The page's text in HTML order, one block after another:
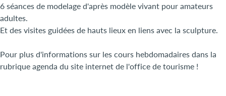
6 séances de modelage d'après modèle vivant pour amateurs
adultes.
Et des visites guidées de hauts lieux en liens avec la sculpture.
Pour plus d'informations sur les cours hebdomadaires dans la
rubrique agenda du site internet de l'office de tourisme !